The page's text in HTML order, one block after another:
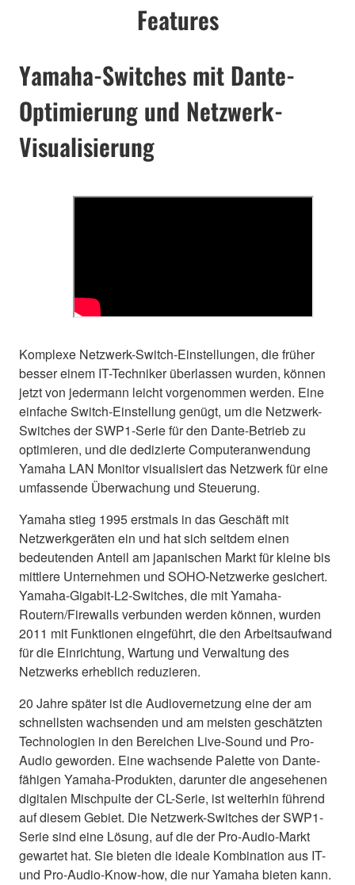
Features
Yamaha-Switches mit Dante-
Optimierung und Netzwerk-
Visualisierung
Komplexe Netzwerk-Switch-Einstellungen, die früher
besser einem IT-Techniker überlassen wurden, können
jetzt von jedermann leicht vorgenommen werden. Eine
einfache Switch-Einstellung genügt, um die Netzwerk-
Switches der SWP1-Serie für den Dante-Betrieb zu
optimieren, und die dedizierte Computeranwendung
Yamaha LAN Monitor visualisiert das Netzwerk für eine
umfassende Überwachung und Steuerung.
Yamaha stieg 1995 erstmals in das Geschäft mit
Netzwerkgeräten ein und hat sich seitdem einen
bedeutenden Anteil am japanischen Markt für kleine bis
mittlere Unternehmen und SOHO-Netzwerke gesichert.
Yamaha-Gigabit-L2-Switches, die mit Yamaha-
Routern/Firewalls verbunden werden können, wurden
2011 mit Funktionen eingeführt, die den Arbeitsaufwand
für die Einrichtung, Wartung und Verwaltung des
Netzwerks erheblich reduzieren.
20 Jahre später ist die Audiovernetzung eine der am
schnellsten wachsenden und am meisten geschätzten
Technologien in den Bereichen Live-Sound und Pro-
Audio geworden. Eine wachsende Palette von Dante-
fähigen Yamaha-Produkten, darunter die angesehenen
digitalen Mischpulte der CL-Serie, ist weiterhin führend
auf diesem Gebiet. Die Netzwerk-Switches der SWP1-
Serie sind eine Lösung, auf die der Pro-Audio-Markt
gewartet hat. Sie bieten die ideale Kombination aus IT-
und Pro-Audio-Know-how, die nur Yamaha bieten kann.